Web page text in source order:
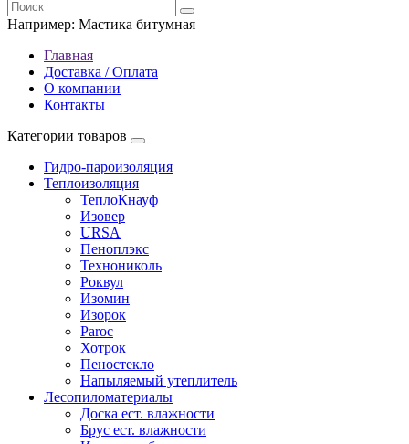
Например: Мастика битумная
Главная
Доставка / Оплата
О компании
Контакты
Категории товаров
Гидро-пароизоляция
Теплоизоляция
ТеплоКнауф
Изовер
URSA
Пеноплэкс
Технониколь
Роквул
Изомин
Изорок
Paroc
Хотрок
Пеностекло
Напыляемый утеплитель
Лесопиломатериалы
Доска ест. влажности
Брус ест. влажности